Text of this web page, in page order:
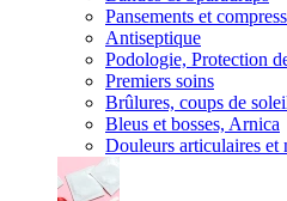
Pansements et
Antiseptique
Podologie, Protection
Premiers soins
Brûlures, coups de
Bleus et bosses, Arnica
Douleurs articulaires et